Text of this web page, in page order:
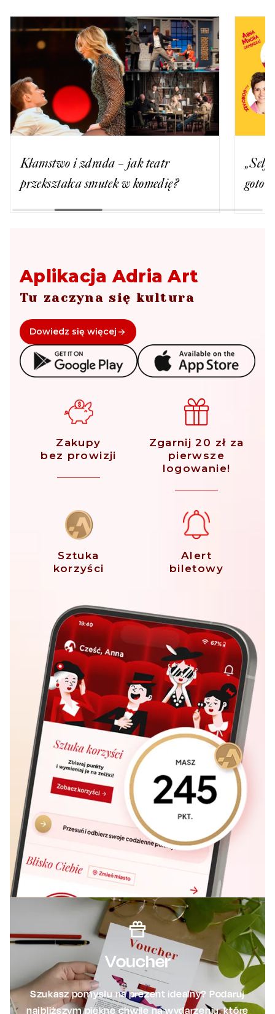
Kłamstwo i zdrada – jak teatr
przekształca smutek w komedię?
Aplikacja Adria Art
Tu zaczyna się kultura
Dowiedz się więcej
Zakupy
bez prowizji
Zgarnij 20 zł za
pierwsze
logowanie!
Sztuka
korzyści
Alert
biletowy
Voucher
Szukasz pomysłu na prezent idealny? Podaruj
najbliższym piękne chwile na wydarzeniu, które